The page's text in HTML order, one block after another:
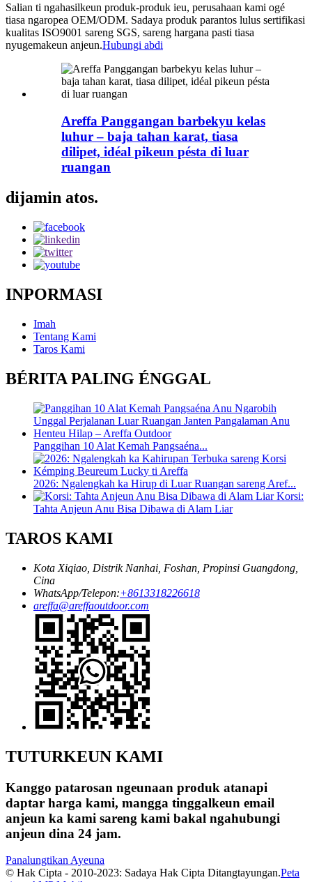
Salian ti ngahasilkeun produk-produk ieu, perusahaan kami ogé
tiasa ngaropea OEM/ODM. Sadaya produk parantos lulus sertifikasi
kualitas ISO9001 sareng SGS, sareng hargana pasti tiasa
nyugemakeun anjeun.Hubungi abdi
Areffa Panggangan barbekyu kelas
luhur – baja tahan karat, tiasa
dilipet, idéal pikeun pésta di luar
ruangan
dijamin atos.
INPORMASI
Imah
Tentang Kami
Taros Kami
BÉRITA PALING ÉNGGAL
Panggihan 10 Alat Kemah Pangsaéna...
2026: Ngalengkah ka Hirup di Luar Ruangan sareng Aref...
Korsi:
Tahta Anjeun Anu Bisa Dibawa di Alam Liar
TAROS KAMI
Kota Xiqiao, Distrik Nanhai, Foshan, Propinsi Guangdong,
Cina
WhatsApp/Telepon:+8613318226618
areffa@areffaoutdoor.com
TUTURKEUN KAMI
Kanggo patarosan ngeunaan produk atanapi
daptar harga kami, mangga tinggalkeun email
anjeun ka kami sareng kami bakal ngahubungi
anjeun dina 24 jam.
Panalungtikan Ayeuna
© Hak Cipta - 2010-2023: Sadaya Hak Cipta Ditangtayungan.Peta